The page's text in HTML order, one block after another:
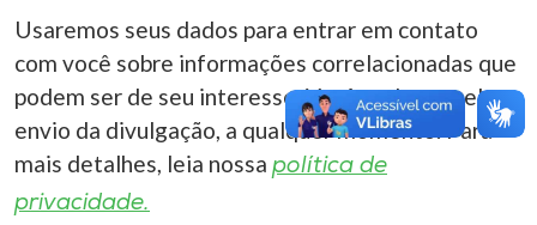
Usaremos seus dados para entrar em contato
com você sobre informações correlacionadas que
podem ser de seu interesse. Você pode cancelar o
envio da divulgação, a qualquer momento. Para
mais detalhes, leia nossa política de
privacidade.